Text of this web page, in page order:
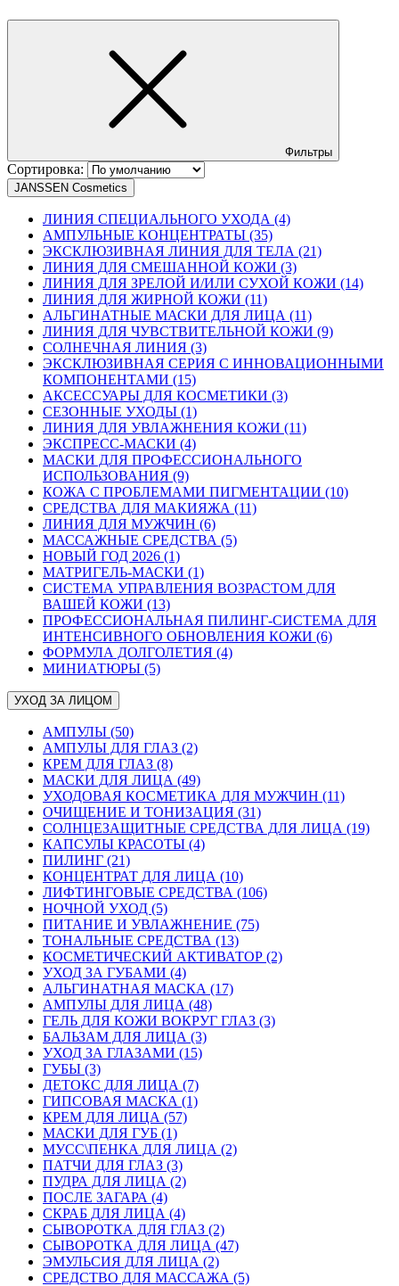
Фильтры
Сортировка:
JANSSEN Cosmetics
ЛИНИЯ СПЕЦИАЛЬНОГО УХОДА (4)
АМПУЛЬНЫЕ КОНЦЕНТРАТЫ (35)
ЭКСКЛЮЗИВНАЯ ЛИНИЯ ДЛЯ ТЕЛА (21)
ЛИНИЯ ДЛЯ СМЕШАННОЙ КОЖИ (3)
ЛИНИЯ ДЛЯ ЗРЕЛОЙ И/ИЛИ СУХОЙ КОЖИ (14)
ЛИНИЯ ДЛЯ ЖИРНОЙ КОЖИ (11)
АЛЬГИНАТНЫЕ МАСКИ ДЛЯ ЛИЦА (11)
ЛИНИЯ ДЛЯ ЧУВСТВИТЕЛЬНОЙ КОЖИ (9)
СОЛНЕЧНАЯ ЛИНИЯ (3)
ЭКСКЛЮЗИВНАЯ СЕРИЯ С ИННОВАЦИОННЫМИ
КОМПОНЕНТАМИ (15)
АКСЕССУАРЫ ДЛЯ КОСМЕТИКИ (3)
СЕЗОННЫЕ УХОДЫ (1)
ЛИНИЯ ДЛЯ УВЛАЖНЕНИЯ КОЖИ (11)
ЭКСПРЕСС-МАСКИ (4)
МАСКИ ДЛЯ ПРОФЕССИОНАЛЬНОГО
ИСПОЛЬЗОВАНИЯ (9)
КОЖА С ПРОБЛЕМАМИ ПИГМЕНТАЦИИ (10)
СРЕДСТВА ДЛЯ МАКИЯЖА (11)
ЛИНИЯ ДЛЯ МУЖЧИН (6)
МАССАЖНЫЕ СРЕДСТВА (5)
НОВЫЙ ГОД 2026 (1)
МАТРИГЕЛЬ-МАСКИ (1)
СИСТЕМА УПРАВЛЕНИЯ ВОЗРАСТОМ ДЛЯ
ВАШЕЙ КОЖИ (13)
ПРОФЕССИОНАЛЬНАЯ ПИЛИНГ-СИСТЕМА ДЛЯ
ИНТЕНСИВНОГО ОБНОВЛЕНИЯ КОЖИ (6)
ФОРМУЛА ДОЛГОЛЕТИЯ (4)
МИНИАТЮРЫ (5)
УХОД ЗА ЛИЦОМ
АМПУЛЫ (50)
АМПУЛЫ ДЛЯ ГЛАЗ (2)
КРЕМ ДЛЯ ГЛАЗ (8)
МАСКИ ДЛЯ ЛИЦА (49)
УХОДОВАЯ КОСМЕТИКА ДЛЯ МУЖЧИН (11)
ОЧИЩЕНИЕ И ТОНИЗАЦИЯ (31)
СОЛНЦЕЗАЩИТНЫЕ СРЕДСТВА ДЛЯ ЛИЦА (19)
КАПСУЛЫ КРАСОТЫ (4)
ПИЛИНГ (21)
КОНЦЕНТРАТ ДЛЯ ЛИЦА (10)
ЛИФТИНГОВЫЕ СРЕДСТВА (106)
НОЧНОЙ УХОД (5)
ПИТАНИЕ И УВЛАЖНЕНИЕ (75)
ТОНАЛЬНЫЕ СРЕДСТВА (13)
КОСМЕТИЧЕСКИЙ АКТИВАТОР (2)
УХОД ЗА ГУБАМИ (4)
АЛЬГИНАТНАЯ МАСКА (17)
АМПУЛЫ ДЛЯ ЛИЦА (48)
ГЕЛЬ ДЛЯ КОЖИ ВОКРУГ ГЛАЗ (3)
БАЛЬЗАМ ДЛЯ ЛИЦА (3)
УХОД ЗА ГЛАЗАМИ (15)
ГУБЫ (3)
ДЕТОКС ДЛЯ ЛИЦА (7)
ГИПСОВАЯ МАСКА (1)
КРЕМ ДЛЯ ЛИЦА (57)
МАСКИ ДЛЯ ГУБ (1)
МУСС\ПЕНКА ДЛЯ ЛИЦА (2)
ПАТЧИ ДЛЯ ГЛАЗ (3)
ПУДРА ДЛЯ ЛИЦА (2)
ПОСЛЕ ЗАГАРА (4)
СКРАБ ДЛЯ ЛИЦА (4)
СЫВОРОТКА ДЛЯ ГЛАЗ (2)
СЫВОРОТКА ДЛЯ ЛИЦА (47)
ЭМУЛЬСИЯ ДЛЯ ЛИЦА (2)
СРЕДСТВО ДЛЯ МАССАЖА (5)